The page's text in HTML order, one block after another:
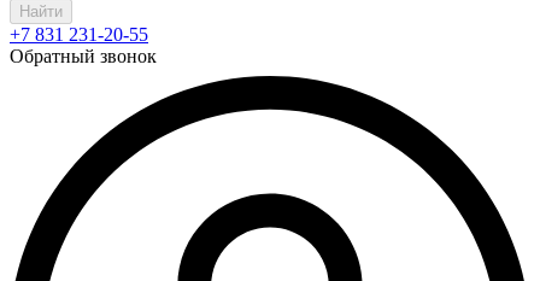
Найти
+7 831 231-20-55
Обратный звонок